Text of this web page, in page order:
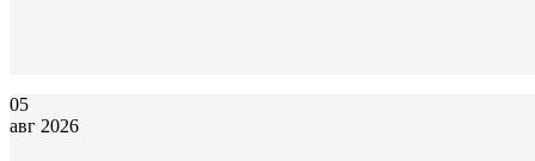
05
авг 2026